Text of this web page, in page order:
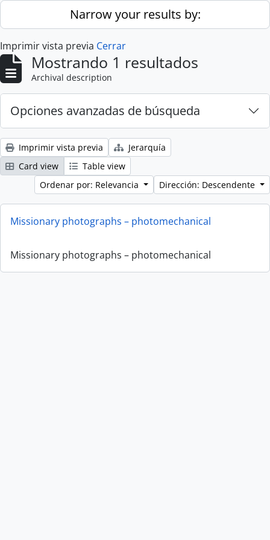
Skip to main contentNarrow your results by:
Imprimir vista previa Cerrar
Mostrando 1 resultados
Archival description
Opciones avanzadas de búsqueda
Imprimir vista previa
Jerarquía
Card view
Table view
Ordenar por: Relevancia
Dirección: Descendente
Missionary photographs – photomechanical
Missionary photographs – photomechanical